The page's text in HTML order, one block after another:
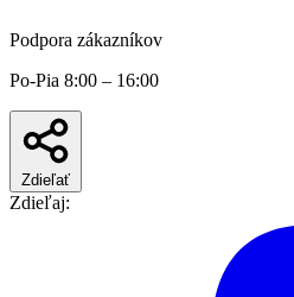
Podpora zákazníkov
Po-Pia 8:00 – 16:00
Zdieľať
Zdieľaj: